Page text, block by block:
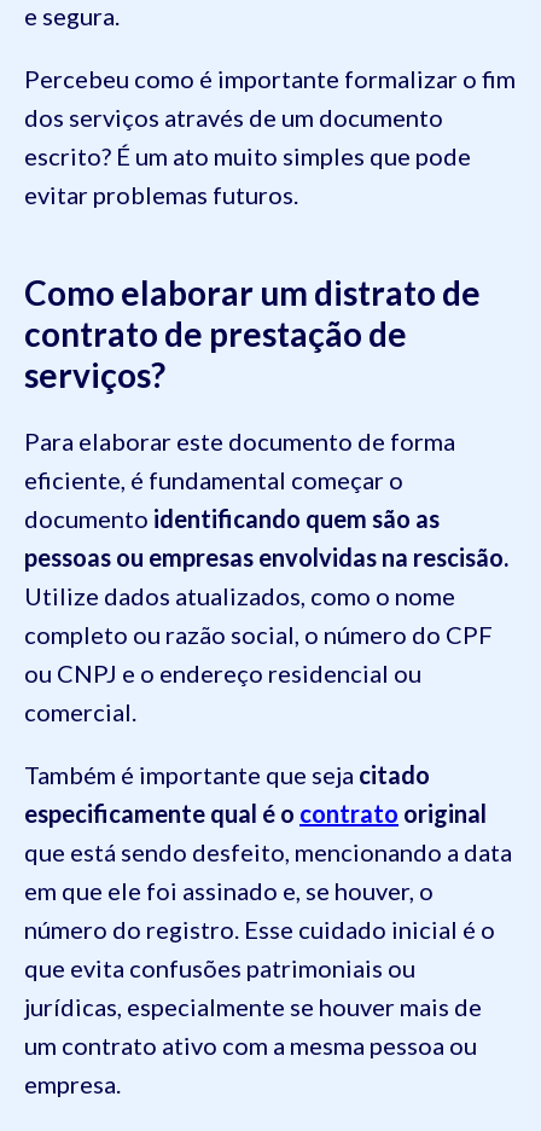
e segura.
Percebeu como é importante formalizar o fim
dos serviços através de um documento
escrito? É um ato muito simples que pode
evitar problemas futuros.
Como elaborar um distrato de
contrato de prestação de
serviços?
Para elaborar este documento de forma
eficiente, é fundamental começar o
documento identificando quem são as
pessoas ou empresas envolvidas na rescisão.
Utilize dados atualizados, como o nome
completo ou razão social, o número do CPF
ou CNPJ e o endereço residencial ou
comercial.
Também é importante que seja citado
especificamente qual é o contrato original
que está sendo desfeito, mencionando a data
em que ele foi assinado e, se houver, o
número do registro. Esse cuidado inicial é o
que evita confusões patrimoniais ou
jurídicas, especialmente se houver mais de
um contrato ativo com a mesma pessoa ou
empresa.